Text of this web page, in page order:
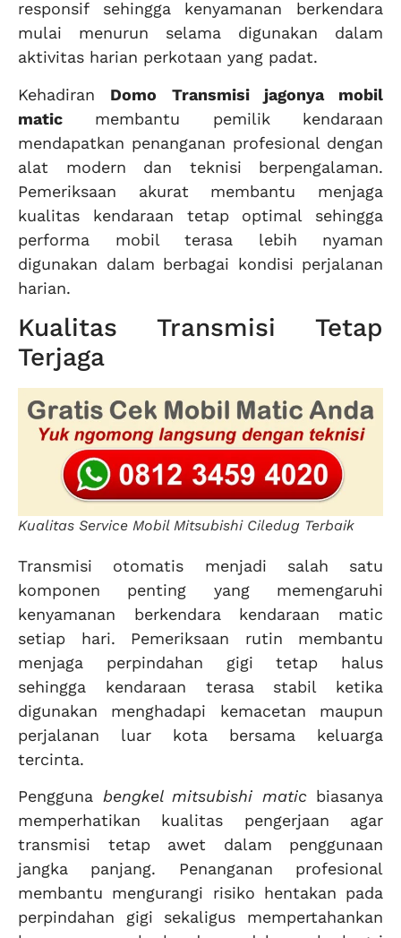
responsif sehingga kenyamanan berkendara
mulai menurun selama digunakan dalam
aktivitas harian perkotaan yang padat.
Kehadiran Domo Transmisi jagonya mobil
matic membantu pemilik kendaraan
mendapatkan penanganan profesional dengan
alat modern dan teknisi berpengalaman.
Pemeriksaan akurat membantu menjaga
kualitas kendaraan tetap optimal sehingga
performa mobil terasa lebih nyaman
digunakan dalam berbagai kondisi perjalanan
harian.
Kualitas Transmisi Tetap
Terjaga
Kualitas Service Mobil Mitsubishi Ciledug Terbaik
Transmisi otomatis menjadi salah satu
komponen penting yang memengaruhi
kenyamanan berkendara kendaraan matic
setiap hari. Pemeriksaan rutin membantu
menjaga perpindahan gigi tetap halus
sehingga kendaraan terasa stabil ketika
digunakan menghadapi kemacetan maupun
perjalanan luar kota bersama keluarga
tercinta.
Pengguna bengkel mitsubishi maticbiasanya
memperhatikan kualitas pengerjaan agar
transmisi tetap awet dalam penggunaan
jangka panjang. Penanganan profesional
membantu mengurangi risiko hentakan pada
perpindahan gigi sekaligus mempertahankan